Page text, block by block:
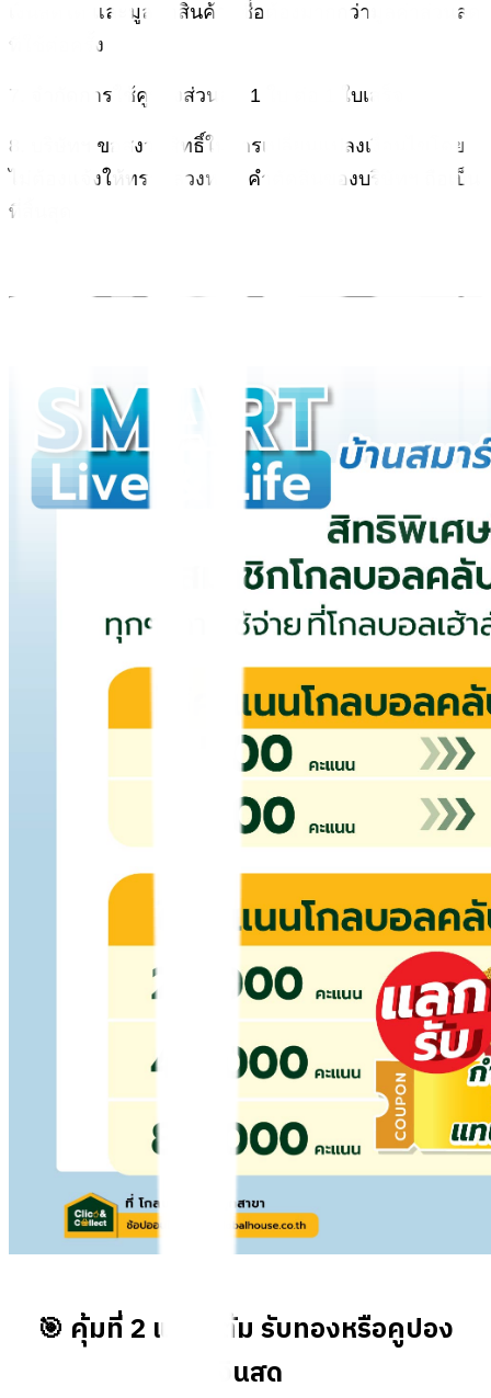
เงินสดได้ และมูลค่าสินค้าที่ซื้อต้องมากกว่ามูลค่าส่วนลด
ที่ใช้ต่อครั้ง
7. จำกัดการใช้คูปองส่วนลด 1 ใบ ต่อ 1 ใบเสร็จ
8. บริษัทฯ ขอสงวนสิทธิ์ในการเปลี่ยนแปลงเงื่อนไขโดย
ไม่ต้องแจ้งให้ทราบล่วงหน้า คำตัดสินของบริษัทฯ ถือเป็น
ที่สิ้นสุด
🎯 คุ้มที่ 2 แลกแต้ม รับทองหรือคูปอง
เงินสด